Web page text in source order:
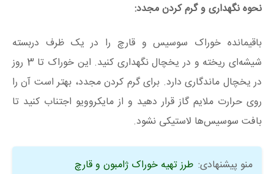
نحوه نگهداری و گرم کردن مجدد:
باقیمانده خوراک سوسیس و قارچ را در یک ظرف دربسته
شیشه‌ای ریخته و در یخچال نگهداری کنید. این خوراک تا 3 روز
در یخچال ماندگاری دارد. برای گرم کردن مجدد، بهتر است آن را
روی حرارت ملایم گاز قرار دهید و از مایکروویو اجتناب کنید تا
بافت سوسیس‌ها لاستیکی نشود.
منو پیشنهادی: طرز تهیه خوراک ژامبون و قارچ